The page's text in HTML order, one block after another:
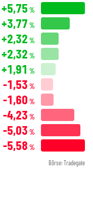
+5,75 %
+3,77 %
+2,32 %
+2,32 %
+1,91 %
-1,53 %
-1,60 %
-4,23 %
-5,03 %
-5,58 %
Börse: Tradegate